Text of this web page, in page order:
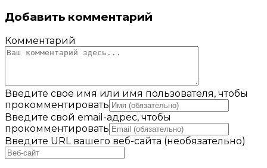
Добавить комментарий
Комментарий
Введите свое имя или имя пользователя, чтобы
прокомментировать
Введите свой email-адрес, чтобы
прокомментировать
Введите URL вашего веб-сайта (необязательно)